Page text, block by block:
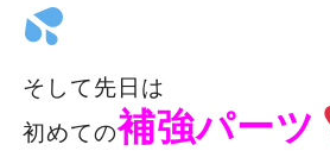
そして先日は
初めての補強パーツ